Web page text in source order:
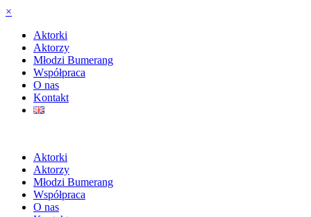
×
Aktorki
Aktorzy
Młodzi Bumerang
Współpraca
O nas
Kontakt
Aktorki
Aktorzy
Młodzi Bumerang
Współpraca
O nas